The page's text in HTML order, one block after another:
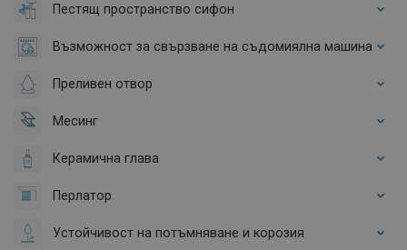
Пестящ пространство сифон
Възможност за свързване на съдомиялна машина
Преливен отвор
Месинг
Керамична глава
Перлатор
Устойчивост на потъмняване и корозия